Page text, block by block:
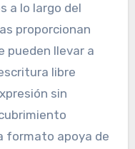
a lo largo del
proporcionan
pueden llevar a
libre
sin
formato apoya de